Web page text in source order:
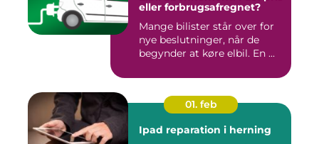
eller forbrugsafregnet?
Mange bilister står over for
nye beslutninger, når de
begynder at køre elbil. En ...
01. feb
Ipad reparation i herning